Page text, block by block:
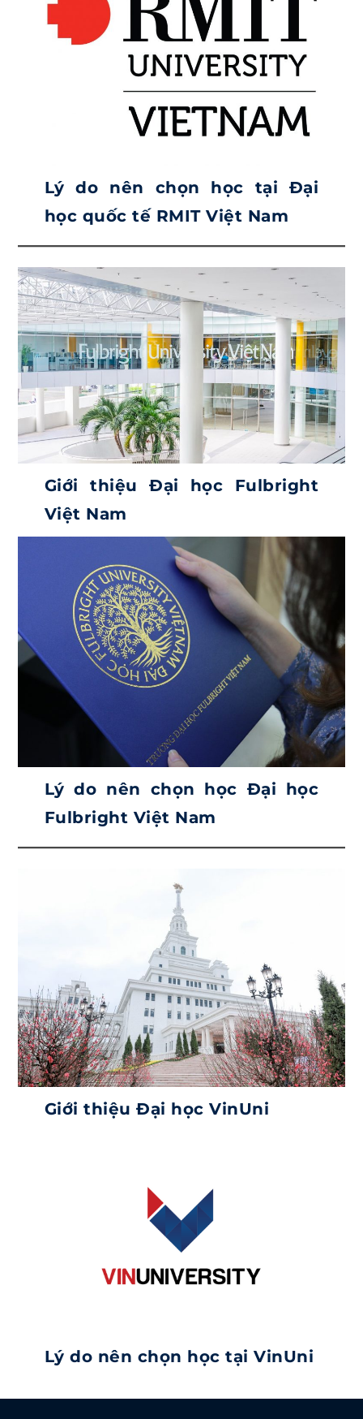
Lý do nên chọn học tại Đại
học quốc tế RMIT Việt Nam
Giới thiệu Đại học Fulbright
Việt Nam
Lý do nên chọn học Đại học
Fulbright Việt Nam
Giới thiệu Đại học VinUni
Lý do nên chọn học tại VinUni